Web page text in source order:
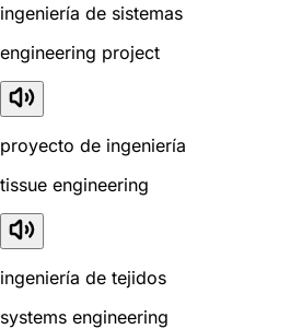
ingeniería de sistemas
engineering project
proyecto de ingeniería
tissue engineering
ingeniería de tejidos
systems engineering